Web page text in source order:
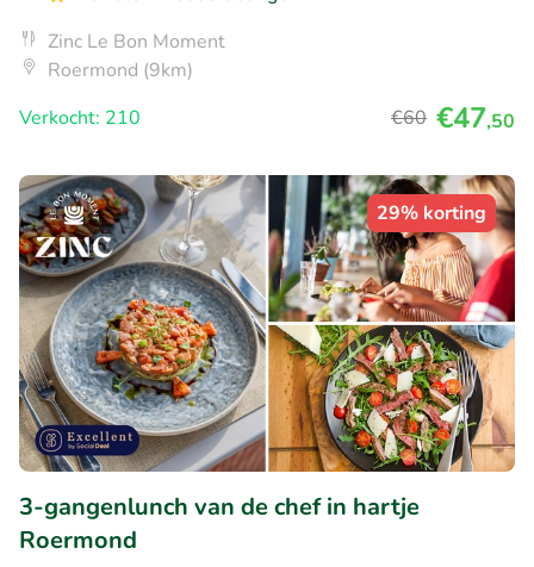
Zinc Le Bon Moment
Roermond (9km)
Verkocht: 210
€60 €47,50
29% korting
3-gangenlunch van de chef in hartje
Roermond